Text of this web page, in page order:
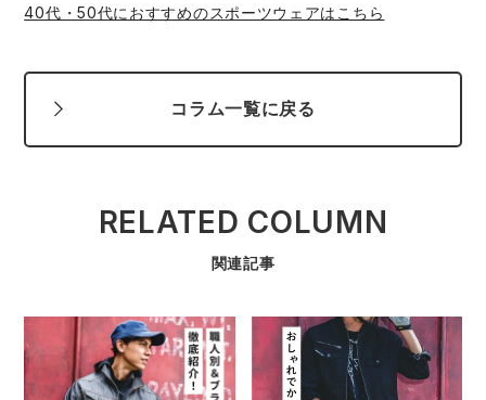
40代・50代におすすめのスポーツウェアはこちら
コラム一覧に戻る
RELATED COLUMN
関連記事